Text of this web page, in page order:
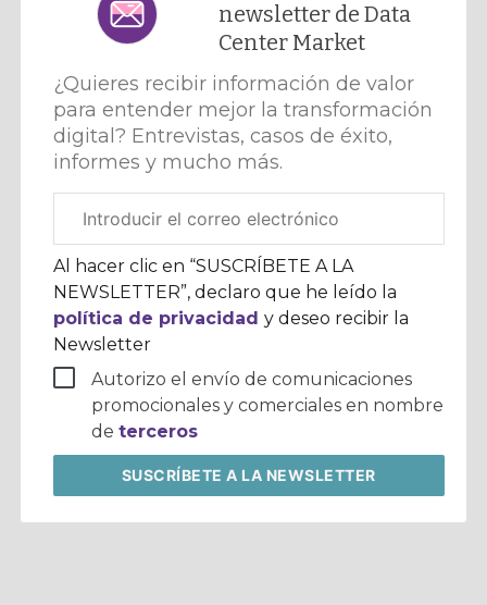
newsletter de Data
Center Market
¿Quieres recibir información de valor
para entender mejor la transformación
digital? Entrevistas, casos de éxito,
informes y mucho más.
electrónico
corporativo
Al hacer clic en “SUSCRÍBETE A LA
NEWSLETTER”, declaro que he leído la
política de privacidady deseo recibir la
Newsletter
Autorizo el envío de comunicaciones
promocionales y comerciales en nombre
deterceros
SUSCRÍBETEA LA NEWSLETTER